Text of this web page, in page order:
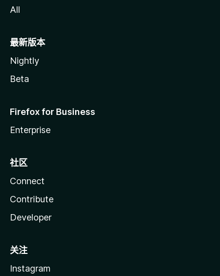
All
最新版本
Nightly
Beta
Firefox for Business
Enterprise
社区
Connect
Contribute
Developer
关注
Instagram